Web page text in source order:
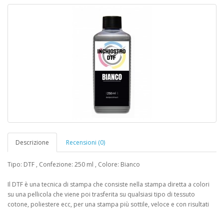
Descrizione Recensioni (0)
Tipo: DTF , Confezione: 250 ml , Colore: Bianco
Il DTF è una tecnica di stampa che consiste nella stampa diretta a colori
su una pellicola che viene poi trasferita su qualsiasi tipo di tessuto
cotone, poliestere ecc, per una stampa più sottile, veloce e con risultati